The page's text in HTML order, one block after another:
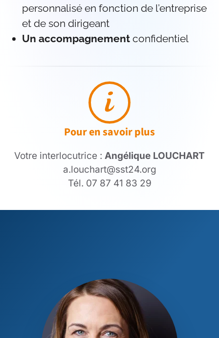
personnalisé en fonction de l’entreprise
et de son dirigeant
Un accompagnement confidentiel
Pour en savoir plus
Votre interlocutrice : Angélique LOUCHART
a.louchart@sst24.org
Tél. 07 87 41 83 29